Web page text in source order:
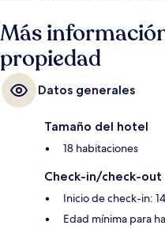
Más
propiedad
Datos generales
Tamaño del hotel
18 habitaciones
Check-in/check-out
Inicio de check-in:
Edad mínima para